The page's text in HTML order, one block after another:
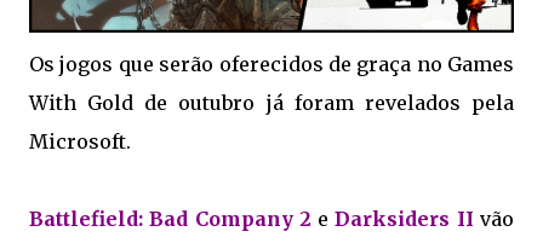
Os jogos que serão oferecidos de graça no Games
With Gold de outubro já foram revelados pela
Microsoft.
Battlefield: Bad Company 2 e Darksiders II vão